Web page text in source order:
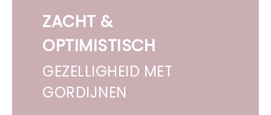
ZACHT &
OPTIMISTISCH
GEZELLIGHEID MET
GORDIJNEN